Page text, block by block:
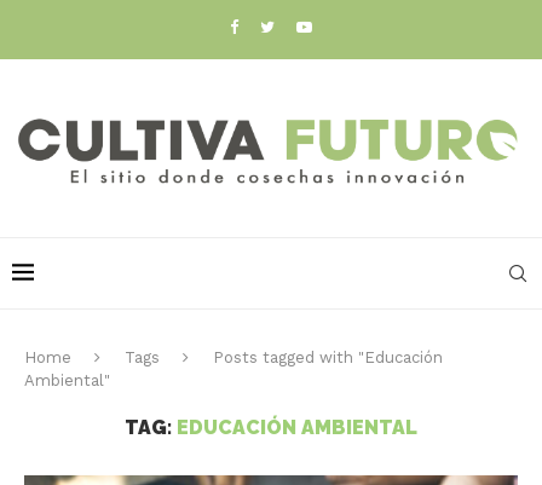
Home Tags
Posts tagged with "Educación
Ambiental"
TAG: EDUCACIÓN AMBIENTAL